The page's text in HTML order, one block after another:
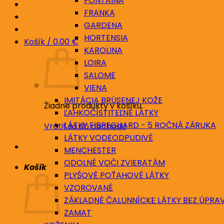
Košík / 0.00 €
Žiadne produkty v košíku.
Vrátiť sa do obchodu
Košík
FRANKA
GARDENA
HORTENSIA
KAROLINA
LOIRA
SALOME
VIENA
IMITÁCIA BRÚSENEJ KOŽE
ĽAHKOČÍSTITEĽNÉ LÁTKY
LÁTKY FIBREGUARD - 5 ROČNÁ ZÁRUKA
LÁTKY VODEODPUDIVÉ
MENCHESTER
ODOLNÉ VOČI ZVIERATÁM
PLYŠOVÉ POŤAHOVÉ LÁTKY
VZOROVANÉ
ZÁKLADNÉ ČALUNNÍCKE LÁTKY BEZ
ZAMAT